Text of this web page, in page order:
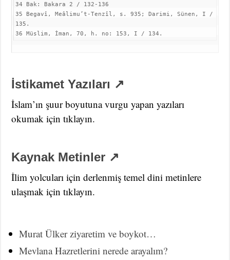
34 Bak: Bakara 2 / 132-136
35 Begavî, Meâlimu’t-Tenzîl, s. 935; Darimi, Sünen, I /
135.
36 Müslim, İman, 70, h. no: 153, I / 134.
İstikamet Yazıları ↗
İslam’ın şuur boyutuna vurgu yapan yazıları
okumak için tıklayın.
Kaynak Metinler ↗
İlim yolcuları için derlenmiş temel dini metinlere
ulaşmak için tıklayın.
Murat Ülker ziyaretim ve boykot…
Mevlana Hazretlerini nerede arayalım?